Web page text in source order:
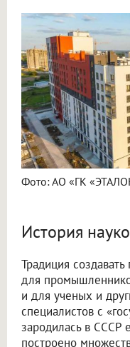
Фото: АО «ГК
История
Традиция
для
и для ученых и
специалистов с
зародилась в СССР
построено